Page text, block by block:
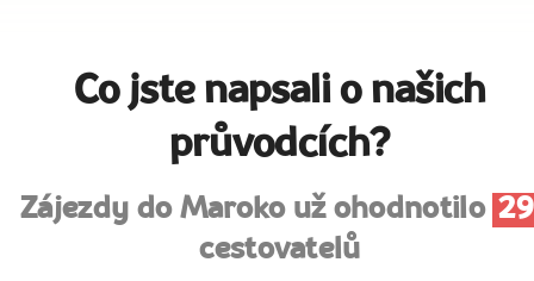
Co jste napsali o našich
průvodcích?
Zájezdy do Maroko už ohodnotilo 29
cestovatelů